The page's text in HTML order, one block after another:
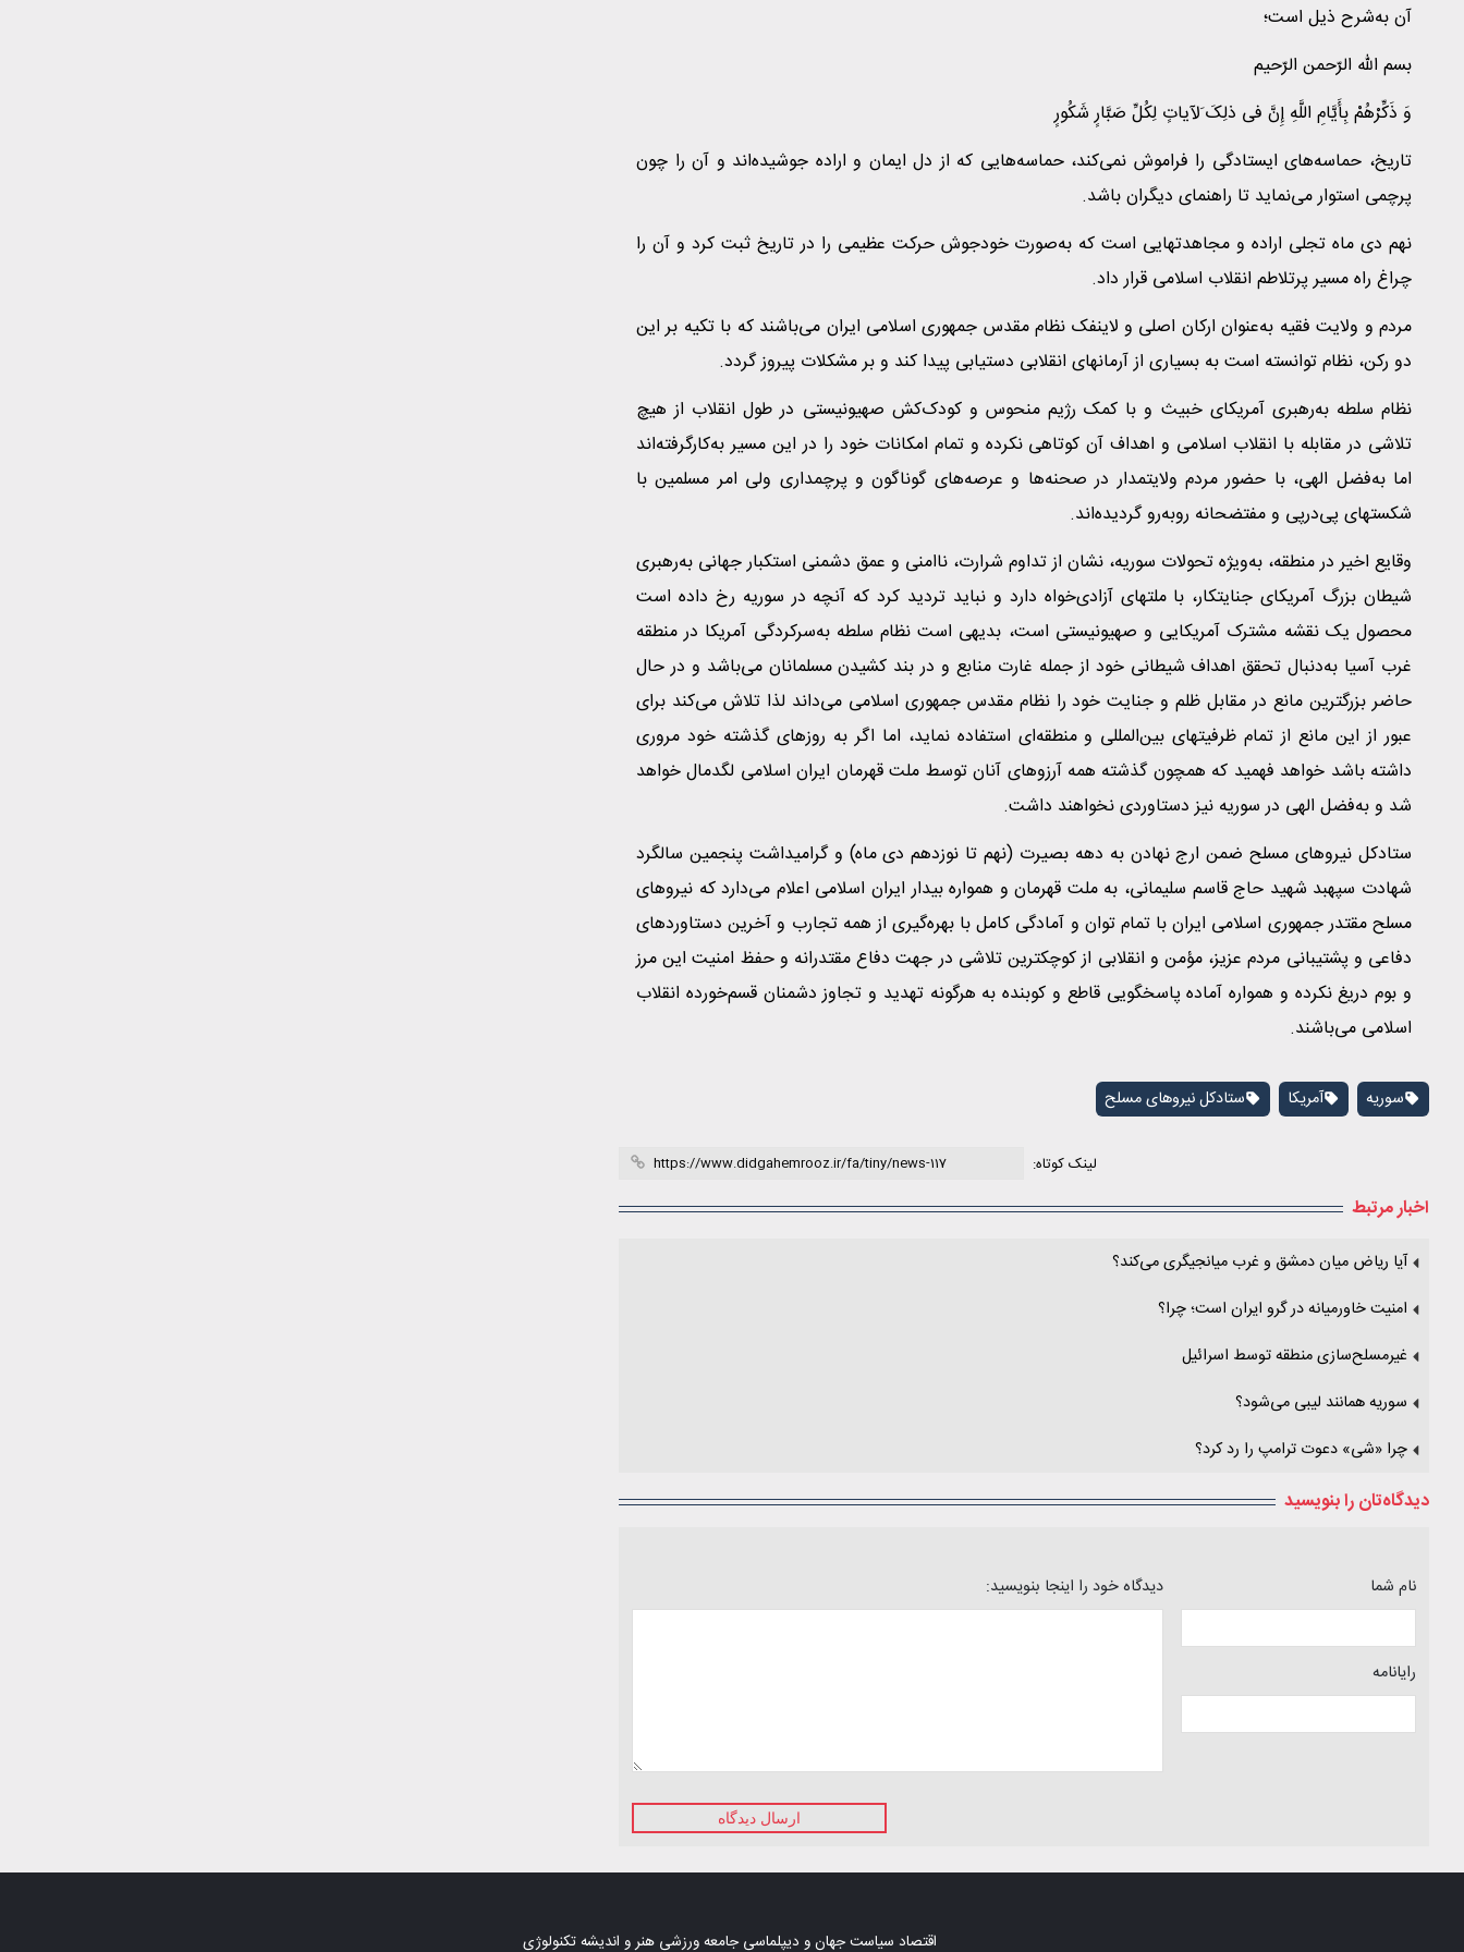
آن به‌شرح ذیل است؛
بسم اللّه الرّحمن الرّحیم
وَ ذَکِّرْهُمْ بِأَیَّامِ اللَّهِ إِنَّ فی ذلِکَ َلآیاتٍ لِکُلِّ صَبَّارٍ شَکُورٍ
تاریخ، حماسه‌های ایستادگی را فراموش نمی‌کند، حماسه‌هایی که از دل ایمان و اراده جوشیده‌اند و آن را چون
پرچمی استوار می‌نماید تا راهنمای دیگران باشد.
نهم دی ماه تجلی اراده و مجاهدتهایی است که به‌صورت خودجوش حرکت عظیمی را در تاریخ ثبت کرد و آن را
چراغ راه مسیر پرتلاطم انقلاب اسلامی قرار داد.
مردم و ولایت فقیه به‌عنوان ارکان اصلی و لاینفک نظام مقدس جمهوری اسلامی ایران می‌باشند که با تکیه بر این
دو رکن، نظام توانسته است به بسیاری از آرمانهای انقلابی دستیابی پیدا کند و بر مشکلات پیروز گردد.
نظام سلطه به‌رهبری آمریکای خبیث و با کمک رژیم منحوس و کودک‌کش صهیونیستی در طول انقلاب از هیچ
تلاشی در مقابله با انقلاب اسلامی و اهداف آن کوتاهی نکرده و تمام امکانات خود را در این مسیر به‌کارگرفته‌اند
اما به‌فضل الهی، با حضور مردم ولایتمدار در صحنه‌ها و عرصه‌های گوناگون و پرچمداری ولی امر مسلمین با
شکستهای پی‌درپی و مفتضحانه روبه‌رو گردیده‌اند.
وقایع اخیر در منطقه، به‌ویژه تحولات سوریه، نشان از تداوم شرارت، ناامنی و عمق دشمنی استکبار جهانی به‌رهبری
شیطان بزرگ آمریکای جنایتکار، با ملتهای آزادی‌خواه دارد و نباید تردید کرد که آنچه در سوریه رخ داده است
محصول یک نقشه مشترک آمریکایی و صهیونیستی است، بدیهی است نظام سلطه به‌سرکردگی آمریکا در منطقه
غرب آسیا به‌دنبال تحقق اهداف شیطانی خود از جمله غارت منابع و در بند کشیدن مسلمانان می‌باشد و در حال
حاضر بزرگترین مانع در مقابل ظلم و جنایت خود را نظام مقدس جمهوری اسلامی می‌داند لذا تلاش می‌کند برای
عبور از این مانع از تمام ظرفیتهای بین‌المللی و منطقه‌ای استفاده نماید، اما اگر به روزهای گذشته خود مروری
داشته باشد خواهد فهمید که همچون گذشته همه آرزوهای آنان توسط ملت قهرمان ایران اسلامی لگدمال خواهد
شد و به‌فضل الهی در سوریه نیز دستاوردی نخواهند داشت.
ستادکل نیروهای مسلح ضمن ارج نهادن به دهه بصیرت (نهم تا نوزدهم دی ماه) و گرامیداشت پنجمین سالگرد
شهادت سپهبد شهید حاج قاسم سلیمانی، به ملت قهرمان و همواره بیدار ایران اسلامی اعلام می‌دارد که نیروهای
مسلح مقتدر جمهوری اسلامی ایران با تمام توان و آمادگی کامل با بهره‌گیری از همه تجارب و آخرین دستاوردهای
دفاعی و پشتیبانی مردم عزیز، مؤمن و انقلابی از کوچکترین تلاشی در جهت دفاع مقتدرانه و حفظ امنیت این مرز
و بوم دریغ نکرده و همواره آماده پاسخگویی قاطع و کوبنده به هرگونه تهدید و تجاوز دشمنان قسم‌خورده انقلاب
اسلامی می‌باشند.
سوریه آمریکا ستادکل نیروهای مسلح
لینک کوتاه:
اخبار مرتبط
آیا ریاض میان دمشق و غرب میانجیگری می‌کند؟
امنیت خاورمیانه در گرو ایران است؛ چرا؟
غیرمسلح‌سازی منطقه توسط اسرائیل
سوریه همانند لیبی می‌شود؟
چرا «شی» دعوت ترامپ را رد کرد؟
دیدگاه‌تان را بنویسید
نام شما
رایانامه
دیدگاه خود را اینجا بنویسید:
ارسال دیدگاه
اقتصاد سیاستجهان و دیپلماسیجامعهورزشی هنر و اندیشهتکنولوژی